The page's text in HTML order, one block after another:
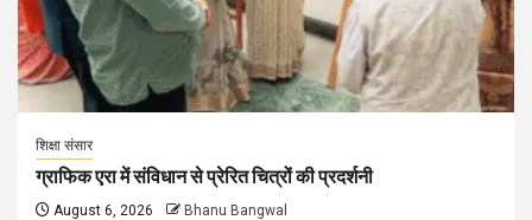
शिक्षा संसार
ग्राफिक एरा में संविधान से प्रेरित चित्रों की प्रदर्शनी
August 6, 2026 Bhanu Bangwal